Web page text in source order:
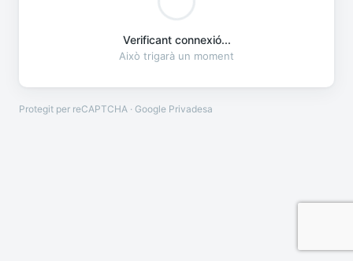
Verificant connexió...
Això trigarà un moment
Protegit per reCAPTCHA · Google Privadesa